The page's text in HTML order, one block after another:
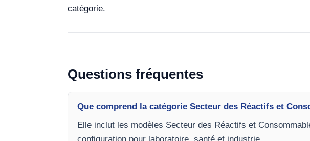
catégorie.
Questions fréquentes
Que comprend la catégorie Secteur des Réactifs et
Elle inclut les modèles Secteur des Réactifs et